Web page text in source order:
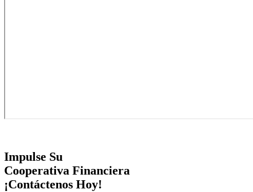
Impulse Su
Cooperativa Financiera
¡Contáctenos Hoy!